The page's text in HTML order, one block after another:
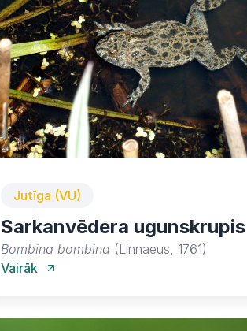
Jutīga (VU)
Sarkanvēdera ugunskrupis
Bombina bombina (Linnaeus, 1761)
Vairāk